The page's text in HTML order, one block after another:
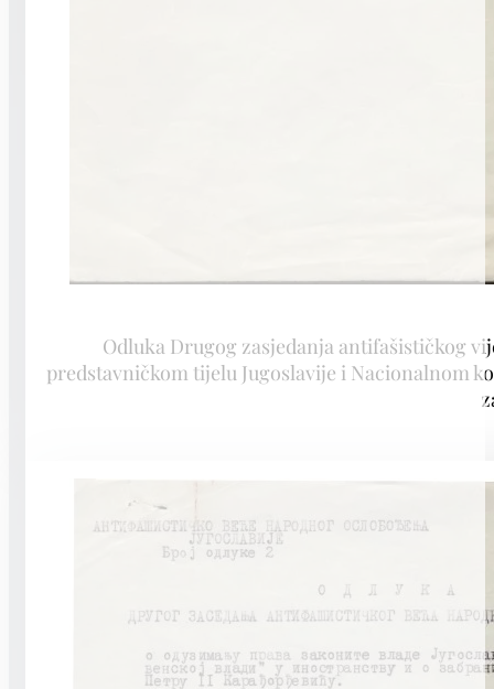
Odluka Drugog zasjedanja antifašističkog
predstavničkom tijelu Jugoslavije i Nacionalnom